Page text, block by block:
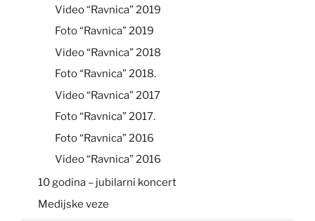
Video “Ravnica” 2019
Foto “Ravnica” 2019
Video “Ravnica” 2018
Foto “Ravnica” 2018.
Video “Ravnica” 2017
Foto “Ravnica” 2017.
Foto “Ravnica” 2016
Video “Ravnica” 2016
10 godina – jubilarni koncert
Medijske veze